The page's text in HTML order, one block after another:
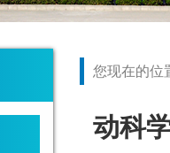
您现在的位
动科